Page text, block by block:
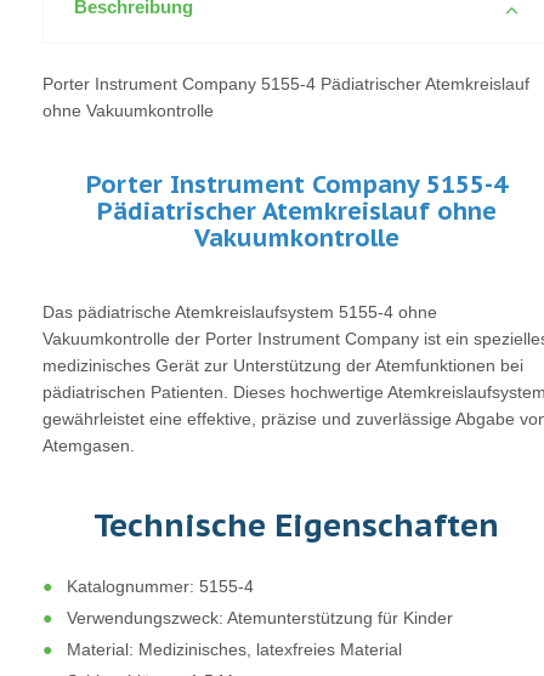
Beschreibung
Porter Instrument Company 5155-4 Pädiatrischer Atemkreislauf
ohne Vakuumkontrolle
Porter Instrument Company 5155-4
Pädiatrischer Atemkreislauf ohne
Vakuumkontrolle
Das pädiatrische Atemkreislaufsystem 5155-4 ohne
Vakuumkontrolle der Porter Instrument Company ist ein
medizinisches Gerät zur Unterstützung der Atemfunktionen bei
pädiatrischen Patienten. Dieses hochwertige
gewährleistet eine effektive, präzise und zuverlässige Abgabe
Atemgasen.
Technische Eigenschaften
Katalognummer: 5155-4
Verwendungszweck: Atemunterstützung für Kinder
Material: Medizinisches, latexfreies Material